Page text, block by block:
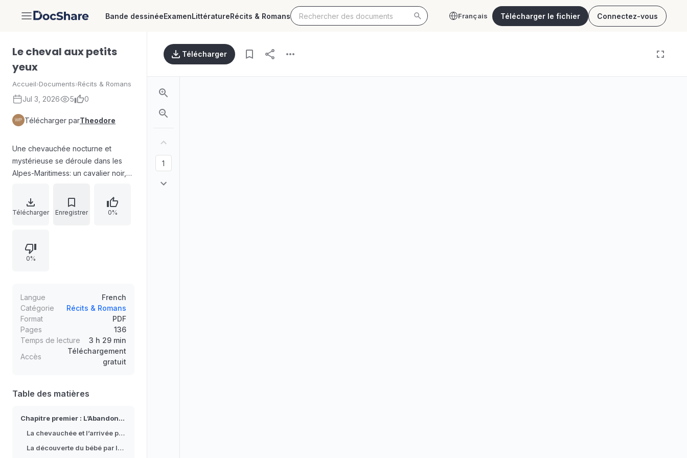
DocShare Bande dessinéeExamenLittératureRécits & Romans Français Télécharger le fichier Connectez-vous
Le cheval aux petits
yeux
Accueil›Documents›Récits & Romans
Jul 3, 2026 5 0
Télécharger parTheodore
Une chevauchée nocturne et
mystérieuse se déroule dans les
Alpes-Maritimess: un cavalier noir,
franchit des obstacles sans s’arrêter
et conduit un cheval gris pommelé à
l’entrée contient un enfant vivant. La
mère Honoré, pauvre bergère
jusqu’à sa maison, bouleversée par
la détresse du nouveau-né.
Télécharger Enregistrer 0%
0%
Langue
French
Catégorie
Récits & Romans
Format
PDF
Pages
136
Temps de lecture
3 h 29 min
Accès
Téléchargement
gratuit
Table des matières
Chapitre premier : L’Abandonnée
La chevauchée et l’arrivée près de la grotte
La découverte du bébé par la mère Honoré
Télécharger